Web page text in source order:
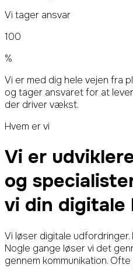
Vi tager ansvar
100
%
Vi er med dig hele vejen fra
og tager ansvaret for at
der driver vækst.
Hvem er vi
Vi er
og
vi din digitale
Vi løser digitale udfordringer.
Nogle gange løser vi det
gennem kommunikation.